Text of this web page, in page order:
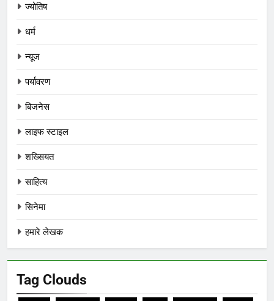
ज्योतिष
धर्म
न्यूज
पर्यावरण
बिजनेस
लाइफ स्टाइल
शख्सियत
साहित्य
सिनेमा
हमारे लेखक
Tag Clouds